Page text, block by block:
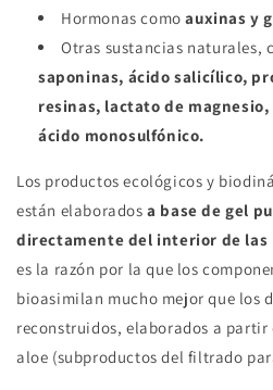
Hormonas comoauxinas y
Otras sustancias naturales,
saponinas, ácido salicílico,
resinas, lactato de
ácido monosulfónico.
Los productos ecológicos y
están elaborados a base de gel
directamente del interior de las
es la razón por la que los
bioasimilan mucho mejor que los
reconstruidos, elaborados a
aloe (subproductos del filtrado